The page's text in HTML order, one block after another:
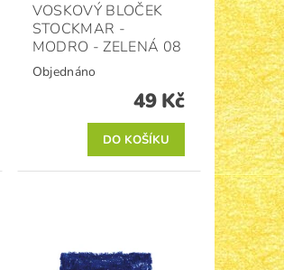
VOSKOVÝ BLOČEK
STOCKMAR -
MODRO - ZELENÁ 08
Objednáno
49 Kč